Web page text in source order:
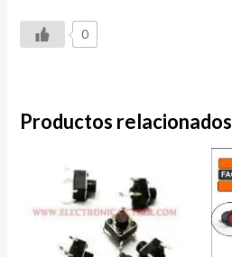
0
Productos relacionados